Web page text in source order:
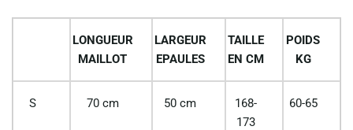
LONGUEUR
MAILLOT
LARGEUR
EPAULES
TAILLE
EN CM
POIDS
KG
S 70 cm 50 cm
168-
173
60-65